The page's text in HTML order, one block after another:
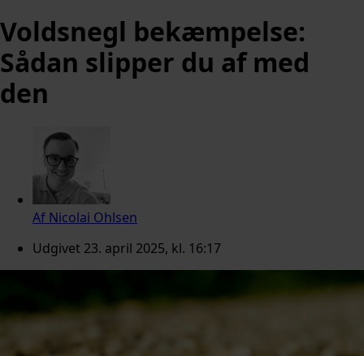
Voldsnegl bekæmpelse:
Sådan slipper du af med
den
Af Nicolai Ohlsen
Udgivet 23. april 2025, kl. 16:17